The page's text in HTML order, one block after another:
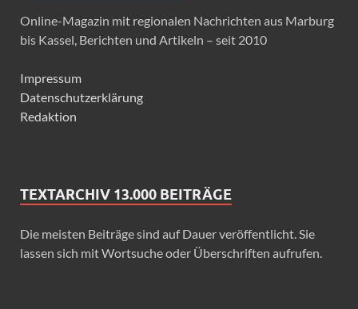
Online-Magazin mit regionalen Nachrichten aus Marburg
bis Kassel, Berichten und Artikeln – seit 2010
Impressum
Datenschutzerklärung
Redaktion
TEXTARCHIV 13.000 BEITRÄGE
Die meisten Beiträge sind auf Dauer veröffentlicht. Sie
lassen sich mit Wortsuche oder Überschriften aufrufen.